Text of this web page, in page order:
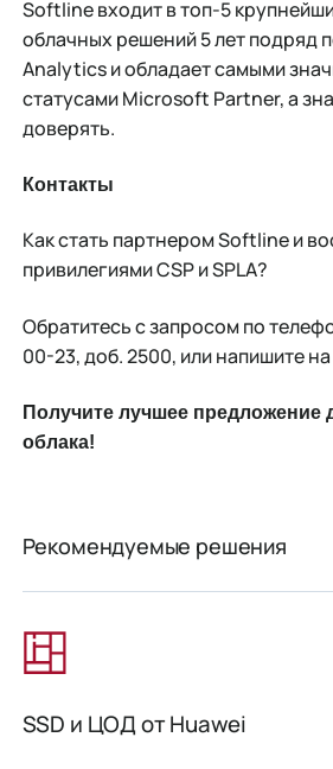
Softline входит в топ-5
облачных решений 5 лет подряд
Analytics и обладает самыми
статусами Microsoft Partner, а
доверять.
Контакты
Как стать партнером Softline и
привилегиями CSP и SPLA?
Обратитесь с запросом по
00-23, доб. 2500, или напишите на
Получите лучшее предложение
облака!
Рекомендуемые решения
SSD и ЦОД от Huawei